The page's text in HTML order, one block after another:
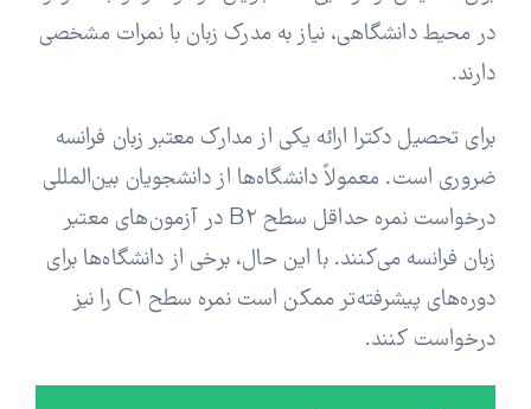
در محیط دانشگاهی، نیاز به مدرک زبان با نمرات مشخصی
دارند.
برای تحصیل دکترا ارائه یکی از مدارک معتبر زبان فرانسه
ضروری است. معمولاً دانشگاه‌ها از دانشجویان بین‌المللی
درخواست نمره حداقل سطح B2 در آزمون‌های معتبر
زبان فرانسه می‌کنند. با این حال، برخی از دانشگاه‌ها برای
دوره‌های پیشرفته‌تر ممکن است نمره سطح C1 را نیز
درخواست کنند.